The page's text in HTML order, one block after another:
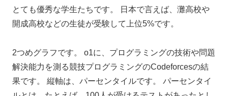
とても優秀な学生たちです。 日本で言えば、灘高校や
開成高校などの生徒が受験して上位5%です。
2つめグラフです。 o1に、プログラミングの技術や問題
解決能力を測る競技プログラミングのCodeforcesの結
果です。 縦軸は、パーセンタイルです。 パーセンタイ